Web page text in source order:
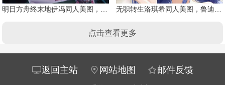
点击查看更多
返回主站 网站地图 邮件反馈